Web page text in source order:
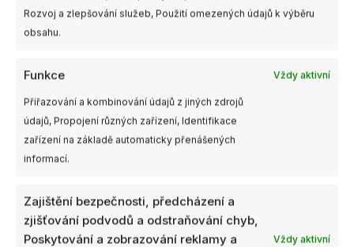
Rozvoj a zlepšování služeb, Použití omezených údajů k výběru
obsahu.
Funkce Vždy aktivní
Přiřazování a kombinování údajů z jiných zdrojů
údajů, Propojení různých zařízení, Identifikace
zařízení na základě automaticky přenášených
informací.
Zajištění bezpečnosti, předcházení a
zjišťování podvodů a odstraňování chyb,
Poskytování a zobrazování reklamy a
Vždy aktivní